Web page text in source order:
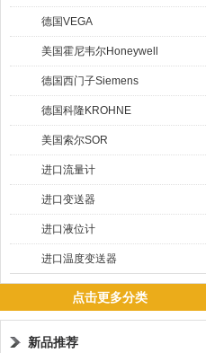
德国VEGA
美国霍尼韦尔Honeywell
德国西门子Siemens
德国科隆KROHNE
美国索尔SOR
进口流量计
进口变送器
进口液位计
进口温度变送器
点击更多分类
新品推荐